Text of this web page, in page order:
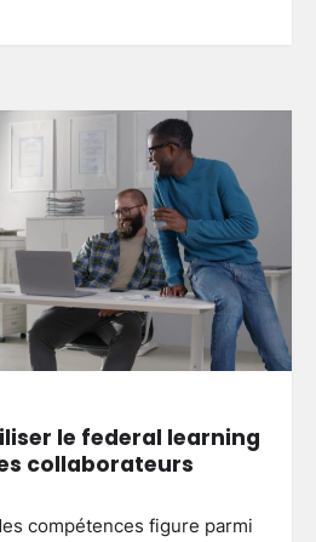
le federal learning
collaborateurs
compétences figure parmi
jardin moderne : comment
le style adapté à votre
27 mai 2026
un balcon fleuri :
pour réussir votre espace
5 mai 2026
: astuces pour allier
serré et qualité durable